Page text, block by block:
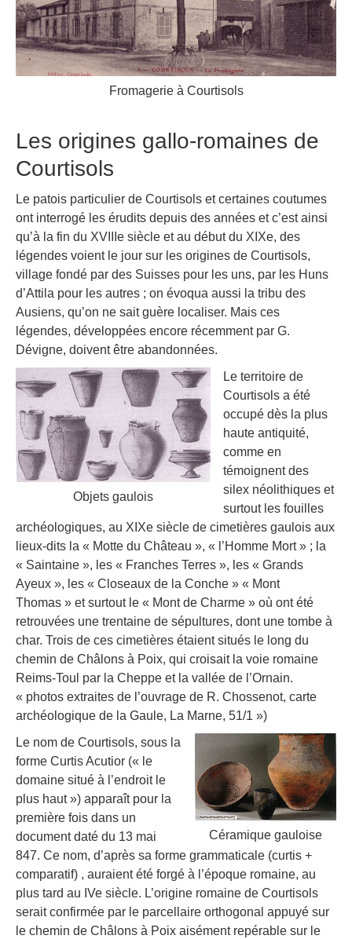
Fromagerie à Courtisols
Les origines gallo-romaines de
Courtisols
Le patois particulier de Courtisols et certaines coutumes
ont interrogé les érudits depuis des années et c’est ainsi
qu’à la fin du XVIIIe siècle et au début du XIXe, des
légendes voient le jour sur les origines de Courtisols,
village fondé par des Suisses pour les uns, par les Huns
d’Attila pour les autres ; on évoqua aussi la tribu des
Ausiens, qu’on ne sait guère localiser. Mais ces
légendes, développées encore récemment par G.
Dévigne, doivent être abandonnées.
Objets gaulois
Le territoire de
Courtisols a été
occupé dès la plus
haute antiquité,
comme en
témoignent des
silex néolithiques et
surtout les fouilles
archéologiques, au XIXe siècle de cimetières gaulois aux
lieux-dits la « Motte du Château », « l’Homme Mort » ; la
« Saintaine », les « Franches Terres », les « Grands
Ayeux », les « Closeaux de la Conche » « Mont
Thomas » et surtout le « Mont de Charme » où ont été
retrouvées une trentaine de sépultures, dont une tombe à
char. Trois de ces cimetières étaient situés le long du
chemin de Châlons à Poix, qui croisait la voie romaine
Reims-Toul par la Cheppe et la vallée de l’Ornain.
« photos extraites de l’ouvrage de R. Chossenot, carte
archéologique de la Gaule, La Marne, 51/1 »)
Céramique gauloise
Le nom de Courtisols, sous la
forme Curtis Acutior (« le
domaine situé à l’endroit le
plus haut ») apparaît pour la
première fois dans un
document daté du 13 mai
847. Ce nom, d’après sa forme grammaticale (curtis +
comparatif) , auraient été forgé à l’époque romaine, au
plus tard au IVe siècle. L’origine romaine de Courtisols
serait confirmée par le parcellaire orthogonal appuyé sur
le chemin de Châlons à Poix aisément repérable sur le